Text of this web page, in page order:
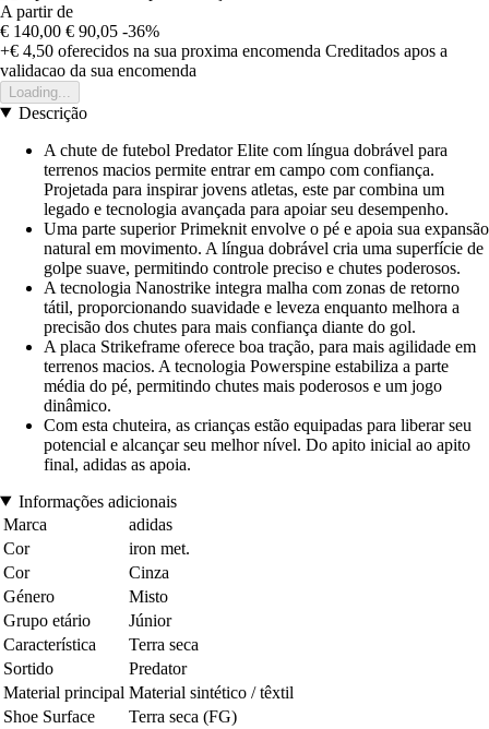
A partir de
€ 140,00 € 90,05 -36%
+€ 4,50 oferecidos na sua proxima encomenda Creditados apos a
validacao da sua encomenda
Loading...
Descrição
A chute de futebol Predator Elite com língua dobrável para
terrenos macios permite entrar em campo com confiança.
Projetada para inspirar jovens atletas, este par combina um
legado e tecnologia avançada para apoiar seu desempenho.
Uma parte superior Primeknit envolve o pé e apoia sua expansão
natural em movimento. A língua dobrável cria uma superfície de
golpe suave, permitindo controle preciso e chutes poderosos.
A tecnologia Nanostrike integra malha com zonas de retorno
tátil, proporcionando suavidade e leveza enquanto melhora a
precisão dos chutes para mais confiança diante do gol.
A placa Strikeframe oferece boa tração, para mais agilidade em
terrenos macios. A tecnologia Powerspine estabiliza a parte
média do pé, permitindo chutes mais poderosos e um jogo
dinâmico.
Com esta chuteira, as crianças estão equipadas para liberar seu
potencial e alcançar seu melhor nível. Do apito inicial ao apito
final, adidas as apoia.
Informações adicionais
Marca
adidas
Cor
iron met.
Cor
Cinza
Género
Misto
Grupo etário
Júnior
Característica
Terra seca
Sortido
Predator
Material principal Material sintético / têxtil
Shoe Surface
Terra seca (FG)